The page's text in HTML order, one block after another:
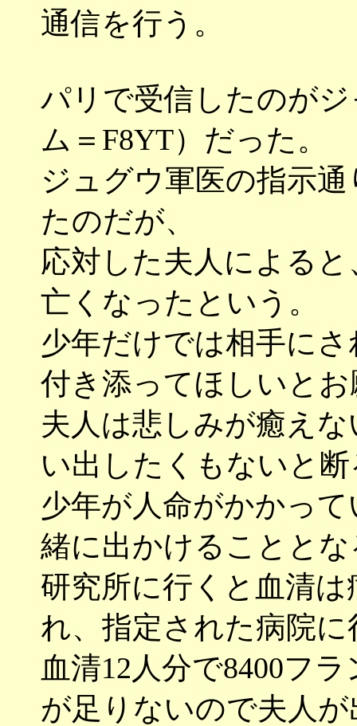
通信を行う。
パリで受信したのが
ム＝F8YT）だった。
ジュグウ軍医の指示
たのだが、
応対した夫人による
亡くなったという。
少年だけでは相手に
付き添ってほしいと
夫人は悲しみが癒え
い出したくもないと
少年が人命がかかっ
緒に出かけることとな
研究所に行くと血清
れ、指定された病院に
血清12人分で8400フ
が足りないので夫人